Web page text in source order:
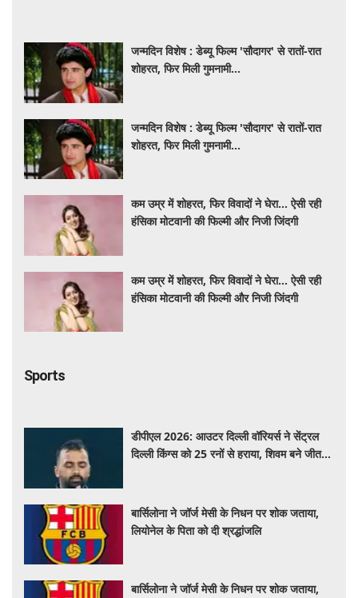
जन्मदिन विशेष : डेब्यू फिल्म 'सौदागर' से रातों-रात
शोहरत, फिर मिली गुमनामी...
जन्मदिन विशेष : डेब्यू फिल्म 'सौदागर' से रातों-रात
शोहरत, फिर मिली गुमनामी...
कम उम्र में शोहरत, फिर विवादों ने घेरा… ऐसी रही
हंसिका मोटवानी की फिल्मी और निजी जिंदगी
कम उम्र में शोहरत, फिर विवादों ने घेरा… ऐसी रही
हंसिका मोटवानी की फिल्मी और निजी जिंदगी
Sports
डीपीएल 2026: आउटर दिल्ली वॉरियर्स ने सेंट्रल
दिल्ली किंग्स को 25 रनों से हराया, शिवम बने जीत के
बार्सिलोना ने जॉर्ज मेसी के निधन पर शोक जताया,
लियोनेल के पिता को दी श्रद्धांजलि
बार्सिलोना ने जॉर्ज मेसी के निधन पर शोक जताया,